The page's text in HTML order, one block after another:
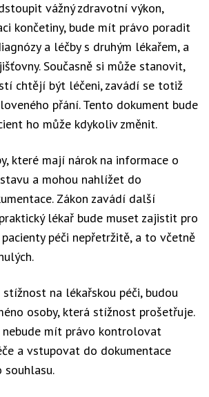
vážný zdravotní výkon,
končetiny, bude mít právo poradit
a léčby s druhým lékařem, a
Současně si může stanovit,
chtějí být léčeni, zavádí se totiž
přání. Tento dokument bude
ho může kdykoliv změnit.
které mají nárok na informace o
a mohou nahlížet do
Zákon zavádí další
lékař bude muset zajistit pro
péči nepřetržitě, a to včetně
na lékařskou péči, budou
osoby, která stížnost prošetřuje.
nebude mít právo kontrolovat
a vstupovat do dokumentace
souhlasu.